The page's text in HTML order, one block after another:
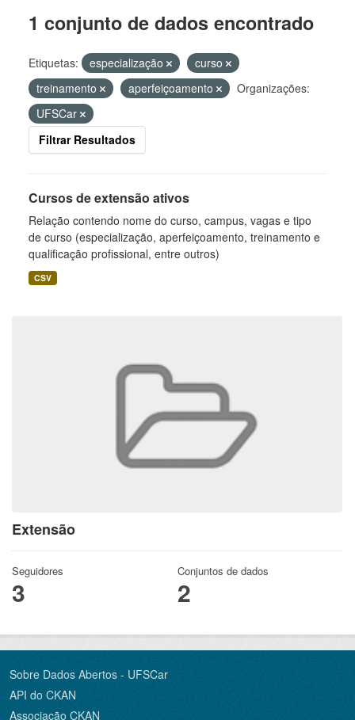
Extensão
Seguidores
3
Conjuntos de dados
2
1 conjunto de dados encontrado
Etiquetas: especialização
curso
treinamento
aperfeiçoamento
Organizações:
UFSCar
Filtrar Resultados
Cursos de extensão ativos
Relação contendo nome do curso, campus, vagas e tipo
de curso (especialização, aperfeiçoamento, treinamento e
qualificação profissional, entre outros)
CSV
Sobre Dados Abertos - UFSCar
API do CKAN
Associação CKAN